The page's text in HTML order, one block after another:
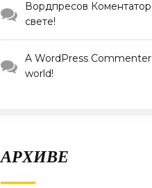
Вордпресов Коментатор
свете!
A WordPress Commenter
world!
АРХИВЕ